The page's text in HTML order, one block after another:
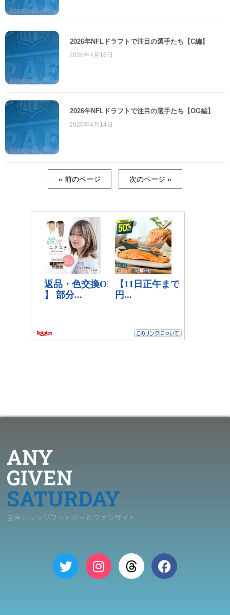
2026年NFLドラフトで注目の選手たち【C編】
2026年4月16日
2026年NFLドラフトで注目の選手たち【OG編】
2026年4月14日
« 前のページ 次のページ »
ANY
GIVEN
SATURDAY
全米カレッジフットボールファンサイト